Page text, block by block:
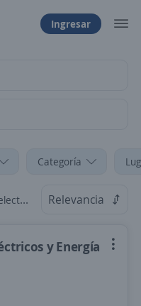
Ingresar
Categoría
Lima Relevancia
y Energía